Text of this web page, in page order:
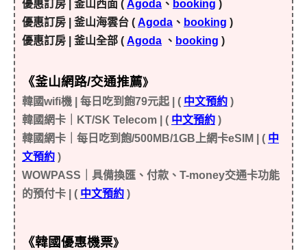
優惠訂房 | 釜山西面 ( Agoda 、 booking )
優惠訂房 | 釜山海雲台 ( Agoda 、 booking )
優惠訂房 | 釜山全部 ( Agoda 、 booking )
《釜山網路/交通推薦》
韓國wifi機 | 每日吃到飽79元起 | ( 中文預約 )
韓國網卡｜KT/SK Telecom | ( 中文預約 )
韓國網卡｜每日吃到飽/500MB/1GB上網卡eSIM | ( 中
文預約 )
WOWPASS｜具備換匯、付款、T-money交通卡功能
的預付卡 | ( 中文預約 )
《韓國優惠機票》